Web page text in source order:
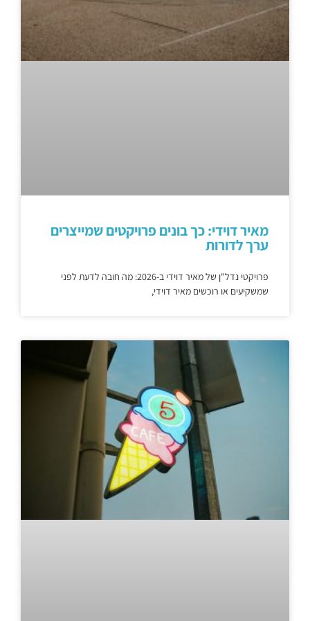
מאיר דוידי: כך בונים פרויקטים שמייצרים
ערך לדורות
פרויקטי נדל"ן של מאיר דוידי ב-2026: מה חובה לדעת לפני
שמשקיעים או רוכשים מאיר דוידי,